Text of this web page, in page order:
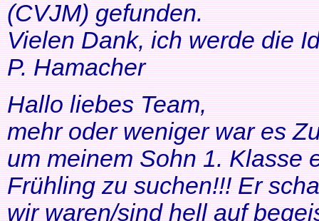
(CVJM) gefunden.
Vielen Dank, ich werde die
P. Hamacher
Hallo liebes Team,
mehr oder weniger war es
um meinem Sohn 1. Klasse
Frühling zu suchen!!! Er
wir waren/sind hell auf